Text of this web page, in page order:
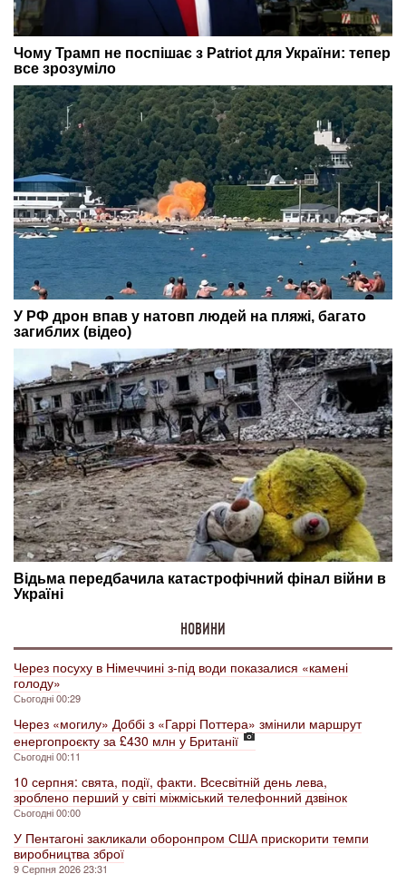
НОВИНИ
Через посуху в Німеччині з-під води показалися «камені
голоду»
Сьогодні 00:29
Через «могилу» Доббі з «Гаррі Поттера» змінили маршрут
енергопроєкту за £430 млн у Британії
Сьогодні 00:11
10 серпня: свята, події, факти. Всесвітній день лева,
зроблено перший у світі міжміський телефонний дзвінок
Сьогодні 00:00
У Пентагоні закликали оборонпром США прискорити темпи
виробництва зброї
9 Серпня 2026 23:31